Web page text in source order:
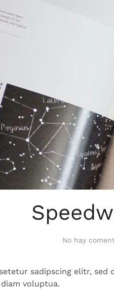
No hay
sadipscing elitr,
voluptua.